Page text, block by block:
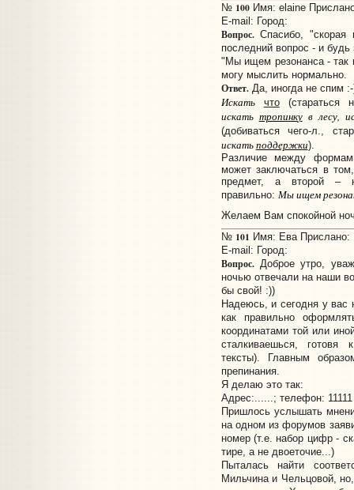
№ 100Имя: elaine
E-mail: Город:
Вопрос.Спасибо,
последний вопрос - и будь
"Мы ищем резонанса - так
могу мыслить нормально.
Ответ.Да, иногда не спим
Искать что(стараться
искать тропинкув лесу,
(добиваться чего-л.,
искатьподдержки).
Различие между
может заключаться в
предмет, а второй –
правильно: Мы ищем
Желаем Вам спокойной
№ 101 Имя: Ева Прислано:
E-mail: Город:
Вопрос.Доброе утро,
ночью отвечали на наши
бы свой! :))
Надеюсь, и сегодня у вас
как правильно
координатами той или
сталкиваешься, готовя
тексты). Главным
препинания.
Я делаю это так:
Адрес:......; телефон: 11111
Пришлось услышать
на одном из форумов
номер (т.е. набор цифр -
тире, а не двоеточие...)
Пыталась найти
Мильчина и Чельцовой,